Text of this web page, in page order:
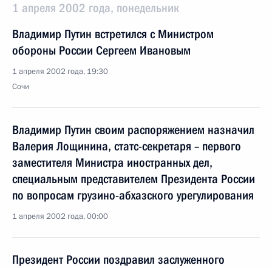
1 апреля 2002 года, понедельник
Владимир Путин встретился с Министром
обороны России Сергеем Ивановым
1 апреля 2002 года, 19:30
Сочи
Владимир Путин своим распоряжением назначил
Валерия Лощинина, статс-секретаря – первого
заместителя Министра иностранных дел,
специальным представителем Президента России
по вопросам грузино-абхазского урегулирования
1 апреля 2002 года, 00:00
Президент России поздравил заслуженного